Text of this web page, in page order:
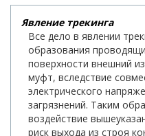
Явление трекинга
Все дело в явлении
образования
поверхности внешний
муфт, вследствие
электрического
загрязнений. Таким
воздействие
риск выхода из строя